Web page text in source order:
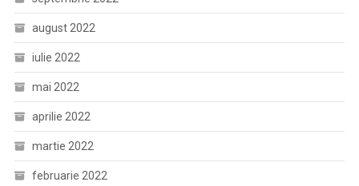
august 2022
iulie 2022
mai 2022
aprilie 2022
martie 2022
februarie 2022